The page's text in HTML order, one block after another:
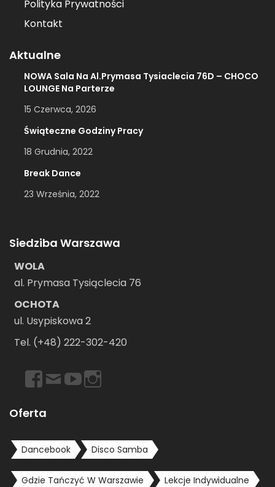
Polityka Prywatności
Kontakt
Aktualne
NOWA Sala Na Al.Prymasa Tysiaclecia 76D – CHOCO
LOUNGE Na Parterze
15 Czerwca, 2026
Świąteczne Godziny Pracy
18 Grudnia, 2022
Break Dance
23 Września, 2022
Siedziba Warszawa
WOLA
al. Prymasa Tysiąclecia 76
OCHOTA
ul. Usypiskowa 2
Tel. (+48) 222-302-420
https://www.facebook.com/dancebookwarszawa
Emailhttps://www.youtube.com/user/dancebookpl
Oferta
Dancebook Disco Samba
Gdzie Tańczyć W Warszawie Lekcje Indywidualne